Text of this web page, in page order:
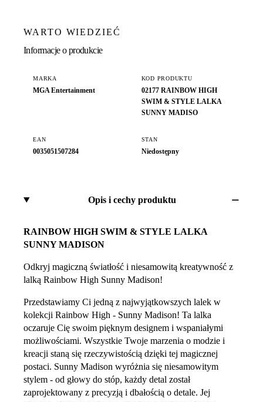
WARTO WIEDZIEĆ
Informacje o produkcie
MARKA
MGA Entertainment
KOD PRODUKTU
02177 RAINBOW HIGH
SWIM & STYLE LALKA
SUNNY MADISO
EAN
0035051507284
STAN
Niedostępny
Opis i cechy produktu
RAINBOW HIGH SWIM & STYLE LALKA
SUNNY MADISON
Odkryj magiczną światłość i niesamowitą kreatywność z
lalką Rainbow High Sunny Madison!
Przedstawiamy Ci jedną z najwyjątkowszych lalek w
kolekcji Rainbow High - Sunny Madison! Ta lalka
oczaruje Cię swoim pięknym designem i wspaniałymi
możliwościami. Wszystkie Twoje marzenia o modzie i
kreacji staną się rzeczywistością dzięki tej magicznej
postaci. Sunny Madison wyróżnia się niesamowitym
stylem - od głowy do stóp, każdy detal został
zaprojektowany z precyzją i dbałością o detale. Jej